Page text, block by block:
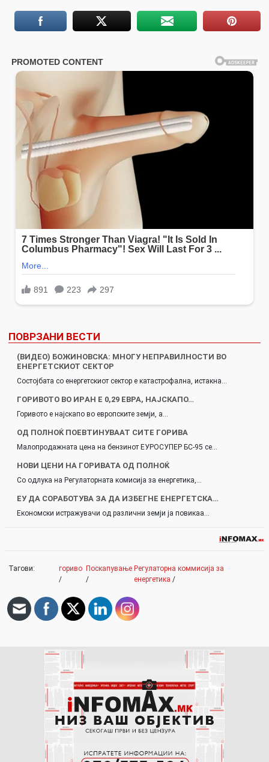
ПОВРЗАНИ ВЕСТИ
(ВИДЕО) БОЖИНОВСКА: МНОГУ НЕПРАВИЛНОСТИ ВО
ЕНЕРГЕТСКИОТ СЕКТОР
Состојбата со енергетскиот сектор е катастрофална, истакна…
ГОРИВОТО ВО ИPАН Е 0,29 ЕВРА, НАЈСКАПО…
Горивото е најскапо во европските земји, а…
ОД ПОЛНОЌ ПОЕВТИНУВААТ СИТЕ ГОРИВА
Малопродажната цена на бензинот ЕУРОСУПЕР БС-95 се…
НОВИ ЦЕНИ НА ГОРИВАТА ОД ПОЛНОЌ
Со одлука на Регулаторната комисија за енергетика,…
ЕУ ДА СОРАБОТУВА ЗА ДА ИЗБЕГНЕ ЕНЕРГЕТСКА…
Економски истражувачи од различни земји ја повикаа…
Тагови:
гориво
/
Поскапување
/
Регулаторна коммисија за
енергетика /